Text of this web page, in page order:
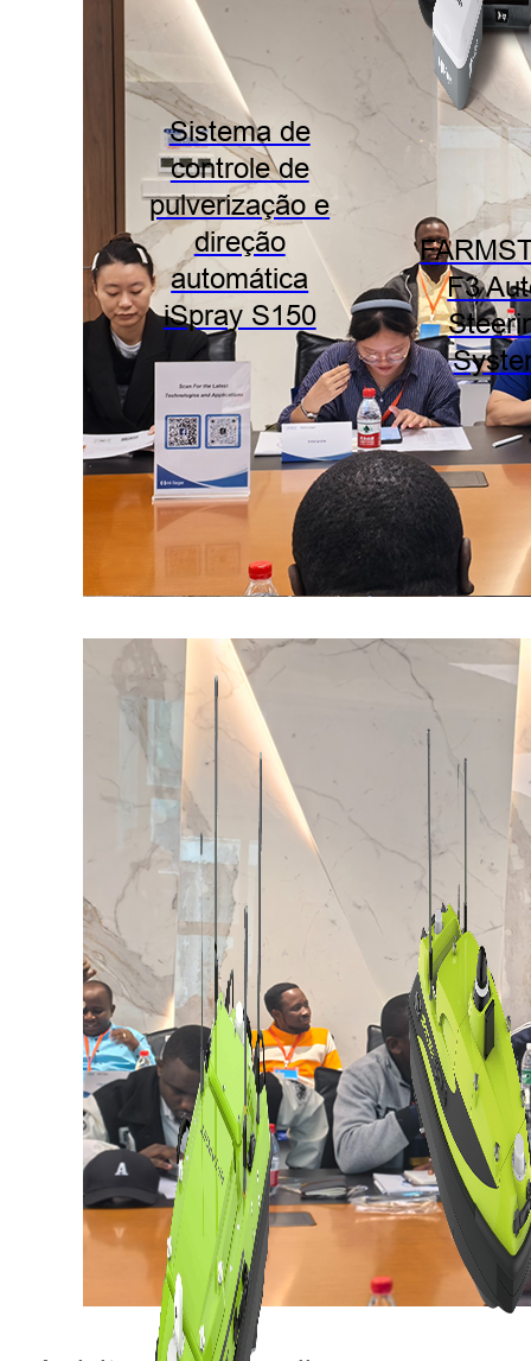
Sistema de
controle de
pulverização e
direção
automática
iSpray S150
F3